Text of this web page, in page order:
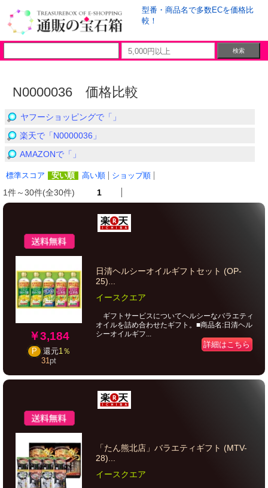
型番・商品名で多数ECを価格比
較！
N0000036 価格比較
ヤフーショッピングで「」
楽天で「N0000036」
AMAZONで「」
標準スコア 安い順 高い順 ショップ順
1件～30件(全30件) 1
￥3,184
P 還元1％
31pt
日清ヘルシーオイルギフトセット (OP-
25)...
イースクエア
ギフトサービスについてヘルシーなバラエティ
オイルを詰め合わせたギフト。■商品名:日清ヘル
シーオイルギフ...
詳細はこちら
「たん熊北店」バラエティギフト (MTV-
28)...
イースクエア